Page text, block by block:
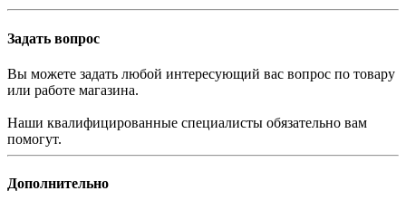
Задать вопрос
Вы можете задать любой интересующий вас вопрос по товару
или работе магазина.
Наши квалифицированные специалисты обязательно вам
помогут.
Дополнительно